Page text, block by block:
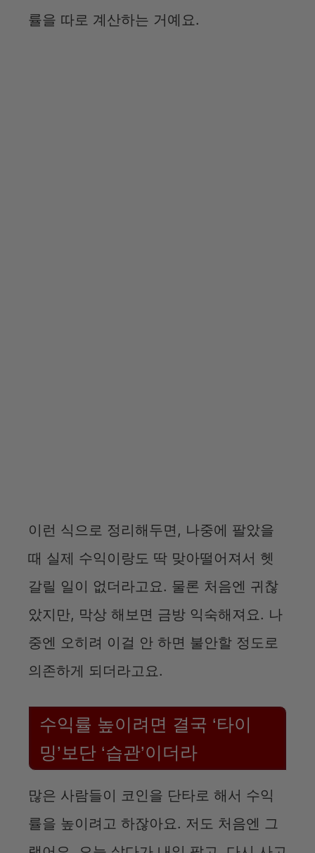
률을 따로 계산하는 거예요.
이런 식으로 정리해두면, 나중에 팔았을
때 실제 수익이랑도 딱 맞아떨어져서 헷
갈릴 일이 없더라고요. 물론 처음엔 귀찮
았지만, 막상 해보면 금방 익숙해져요. 나
중엔 오히려 이걸 안 하면 불안할 정도로
의존하게 되더라고요.
수익률 높이려면 결국 ‘타이
밍’보단 ‘습관’이더라
많은 사람들이 코인을 단타로 해서 수익
률을 높이려고 하잖아요. 저도 처음엔 그